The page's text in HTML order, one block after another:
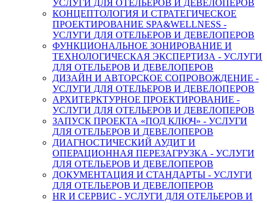
УСЛУГИ ДЛЯ ОТЕЛЬЕРОВ И ДЕВЕЛОПЕРОВ
КОНЦЕПТОЛОГИЯ И СТРАТЕГИЧЕСКОЕ
ПРОЕКТИРОВАНИЕ SPA&WELLNESS -
УСЛУГИ ДЛЯ ОТЕЛЬЕРОВ И ДЕВЕЛОПЕРОВ
ФУНКЦИОНАЛЬНОЕ ЗОНИРОВАНИЕ И
ТЕХНОЛОГИЧЕСКАЯ ЭКСПЕРТИЗА - УСЛУГИ
ДЛЯ ОТЕЛЬЕРОВ И ДЕВЕЛОПЕРОВ
ДИЗАЙН И АВТОРСКОЕ СОПРОВОЖДЕНИЕ -
УСЛУГИ ДЛЯ ОТЕЛЬЕРОВ И ДЕВЕЛОПЕРОВ
АРХИТЕРКТУРНОЕ ПРОЕКТИРОВАНИЕ -
УСЛУГИ ДЛЯ ОТЕЛЬЕРОВ И ДЕВЕЛОПЕРОВ
ЗАПУСК ПРОЕКТА «ПОД КЛЮЧ» - УСЛУГИ
ДЛЯ ОТЕЛЬЕРОВ И ДЕВЕЛОПЕРОВ
ДИАГНОСТИЧЕСКИЙ АУДИТ И
ОПЕРАЦИОННАЯ ПЕРЕЗАГРУЗКА - УСЛУГИ
ДЛЯ ОТЕЛЬЕРОВ И ДЕВЕЛОПЕРОВ
ДОКУМЕНТАЦИЯ И СТАНДАРТЫ - УСЛУГИ
ДЛЯ ОТЕЛЬЕРОВ И ДЕВЕЛОПЕРОВ
HR И СЕРВИС - УСЛУГИ ДЛЯ ОТЕЛЬЕРОВ И